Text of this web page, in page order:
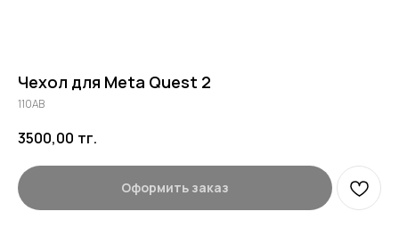
Чехол для Meta Quest 2
110AB
3500,00 тг.
Оформить заказ